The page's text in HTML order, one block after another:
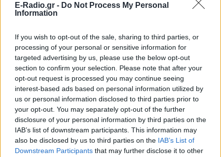
E-Radio.gr - Do Not Process My Personal
Information
If you wish to opt-out of the sale, sharing to third parties, or
processing of your personal or sensitive information for
targeted advertising by us, please use the below opt-out
section to confirm your selection. Please note that after your
opt-out request is processed you may continue seeing
interest-based ads based on personal information utilized by
us or personal information disclosed to third parties prior to
your opt-out. You may separately opt-out of the further
disclosure of your personal information by third parties on the
IAB’s list of downstream participants. This information may
also be disclosed by us to third parties on the IAB’s List of
Downstream Participants that may further disclose it to other
Ακολουθήστε το E-Radio.gr στοGoogle News
και μάθετε πρώτοιτα πιο hot νέα.
Διαβάστε περισσότερα θέματα για Μόδα
Ομορφιά,Σχέσειςκαι φυσικάCelebritiesστο νέο
Pink.gr!
Ακολουθήστε το E-Radio.gr και στο Instagram